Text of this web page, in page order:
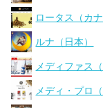
ロータス（カナ
ルナ（日本）
メディファス（
メディ・プロ（